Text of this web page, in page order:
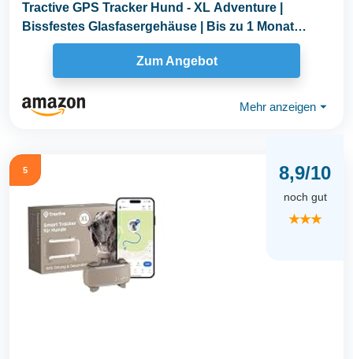
Tractive GPS Tracker Hund - XL Adventure |
Bissfestes Glasfasergehäuse | Bis zu 1 Monat
Akku...
Zum Angebot
Mehr anzeigen ⏷
5 8,9/10
noch gut
★★★